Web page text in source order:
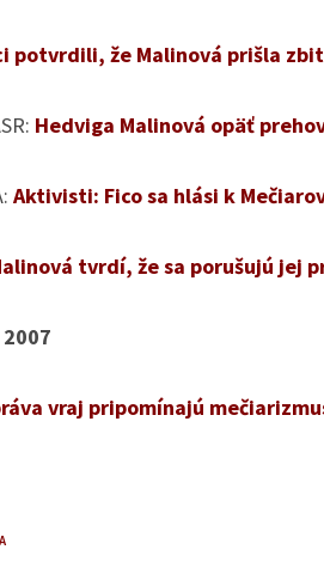
potvrdili, že Malinová prišla
Hedviga Malinová opäť
Aktivisti: Fico sa hlási k
tvrdí, že sa porušujú jej
vraj pripomínajú